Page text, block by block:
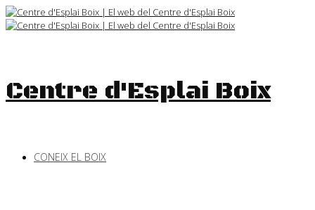
Skip
to
Centre d'Esplai Boix
CONEIX EL BOIX